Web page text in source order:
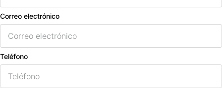
Correo electrónico
Teléfono